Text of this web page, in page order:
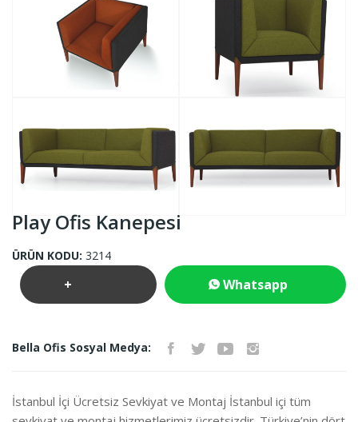
Play Ofis Kanepesi
ÜRÜN KODU: 3214
+ Whatsapp
Bella Ofis Sosyal Medya:
İstanbul İçi Ücretsiz Sevkiyat ve Montaj İstanbul içi tüm